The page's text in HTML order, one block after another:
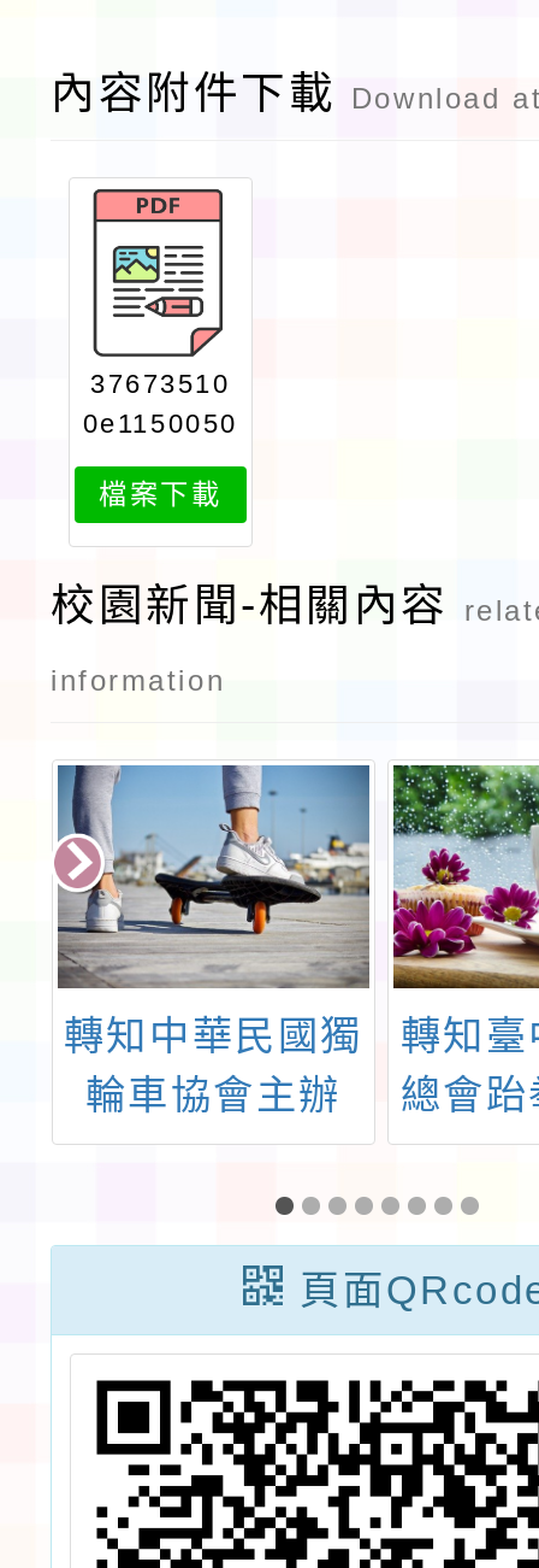
內容附件下載 Download
37673510
0e1150050
368attach
1
檔案下載
校園新聞-相關內容
information
轉知中華民國獨
輪車協會主辦
「114年第12屆
教育盃全國獨輪
車錦標賽」
轉知
總會
會辦
臺中
國跆
頁面